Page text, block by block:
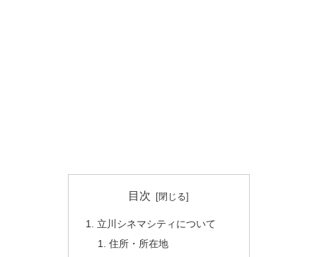
目次
立川シネマシティについて
住所・所在地